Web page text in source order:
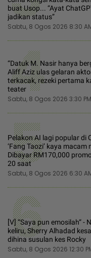
buat Usop... “Ayat
jadikan status”
Sabtu, 8 Ogos 2026 8:30
4
“Datuk M. Nasir hanya
Aliff Aziz ulas gelaran
terkacak, rezeki pertama
teater
Sabtu, 8 Ogos 2026 3:30 PM
5
Pelakon AI lagi popular di
‘Fang Taozi’ kaya macam
Dibayar RM170,000
20 saat
Sabtu, 8 Ogos 2026 6:30
6
[V] “Saya pun emosilah“ -
keliru, Sherry Alhadad
dihina susulan kes Rocky
Sabtu, 8 Ogos 2026 12:30